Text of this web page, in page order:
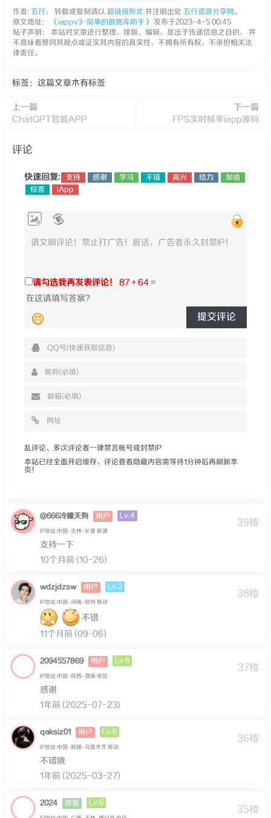
作者: 五行， 转载或复制请以 超链接形式 并注明出处 五行资源分享网。
原文地址：
《iappv3-简单的数据库助手》 发布于2023-4-5 00:45
帖子声明： 本站对文章进行整理、排版、编辑，是出于传递信息之目的， 并
不意味着赞同其观点或证实其内容的真实性，不拥有所有权，不承担相关法
律责任。
标签：这篇文章木有标签
上一篇
ChatGPT智能APP
下一篇
FPS实时帧率iapp源码
评论
快速回复: 支持 感谢 学习 不错 高兴 给力
加油
惊喜
iApp
请勾选我再发表评论！ 87 + 64=
提交评论
乱评论、多次评论者一律禁言帐号或封禁IP
本站已经全面开启缓存，评论查看隐藏内容需等待1分钟后再刷新本
页！
39楼
@666冷瞳天狗 用户 Lv.4
IP地址:中国–吉林–长春 联通
支持一下
10个月前 (10-26)
38楼
wdzjdzsw 用户 Lv.2
IP地址:中国–河南–郑州 移动
不错
11个月前 (09-06)
37楼
2094557869 用户 Lv.6
IP地址:中国–陕西–渭南 电信
感谢
1年前 (2025-07-23)
36楼
qaksiz01 用户 Lv.6
IP地址:中国–新疆–乌鲁木齐 移动
不错哦
1年前 (2025-03-27)
35楼
2024 游客 Lv.6